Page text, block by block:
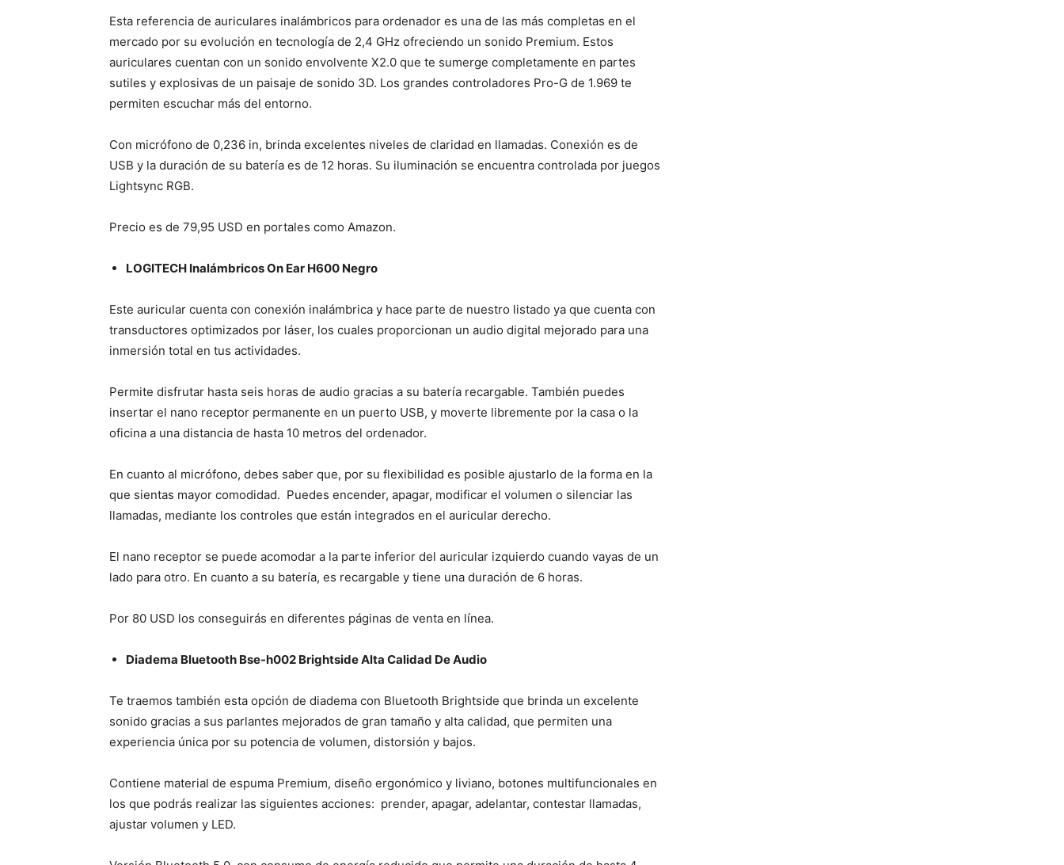
Esta referencia de auriculares inalámbricos para ordenador es una de las más completas en el
mercado por su evolución en tecnología de 2,4 GHz ofreciendo un sonido Premium. Estos
auriculares cuentan con un sonido envolvente X2.0 que te sumerge completamente en partes
sutiles y explosivas de un paisaje de sonido 3D. Los grandes controladores Pro-G de 1.969 te
permiten escuchar más del entorno.
Con micrófono de 0,236 in, brinda excelentes niveles de claridad en llamadas. Conexión es de
USB y la duración de su batería es de 12 horas. Su iluminación se encuentra controlada por juegos
Lightsync RGB.
Precio es de 79,95 USD en portales como Amazon.
LOGITECH Inalámbricos On Ear H600 Negro
Este auricular cuenta con conexión inalámbrica y hace parte de nuestro listado ya que cuenta con
transductores optimizados por láser, los cuales proporcionan un audio digital mejorado para una
inmersión total en tus actividades.
Permite disfrutar hasta seis horas de audio gracias a su batería recargable. También puedes
insertar el nano receptor permanente en un puerto USB, y moverte libremente por la casa o la
oficina a una distancia de hasta 10 metros del ordenador.
En cuanto al micrófono, debes saber que, por su flexibilidad es posible ajustarlo de la forma en la
que sientas mayor comodidad. Puedes encender, apagar, modificar el volumen o silenciar las
llamadas, mediante los controles que están integrados en el auricular derecho.
El nano receptor se puede acomodar a la parte inferior del auricular izquierdo cuando vayas de un
lado para otro. En cuanto a su batería, es recargable y tiene una duración de 6 horas.
Por 80 USD los conseguirás en diferentes páginas de venta en línea.
Diadema Bluetooth Bse-h002 Brightside Alta Calidad De Audio
Te traemos también esta opción de diadema con Bluetooth Brightside que brinda un excelente
sonido gracias a sus parlantes mejorados de gran tamaño y alta calidad, que permiten una
experiencia única por su potencia de volumen, distorsión y bajos.
Contiene material de espuma Premium, diseño ergonómico y liviano, botones multifuncionales en
los que podrás realizar las siguientes acciones: prender, apagar, adelantar, contestar llamadas,
ajustar volumen y LED.